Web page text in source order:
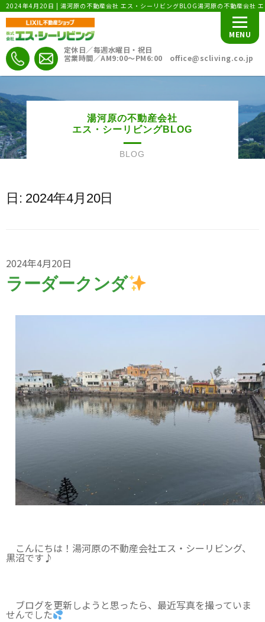
2024年4月20日 | 湯河原の不動産会社 エス・シーリビングBLOG湯河原の不動産会社
定休日／毎週水曜日・祝日
営業時間／AM9:00〜PM6:00 office@scliving.co.jp
MENU
湯河原の不動産会社
エス・シーリビングBLOG
BLOG
日: 2024年4月20日
2024年4月20日
ラーダークンダ
こんにちは！湯河原の不動産会社エス・シーリビング、
黒沼です♪
ブログを更新しようと思ったら、最近写真を撮っていま
せんでした